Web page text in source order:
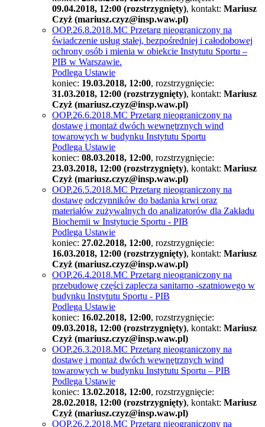
09.04.2018, 12:00 (rozstrzygnięty), kontakt: Mariusz
Czyż (mariusz.czyz@insp.waw.pl)
OOP.26.8.2018.MC Przetarg nieograniczony na
świadczenie usług stałej, bezpośredniej i całodobowej
ochrony osób i mienia w obiekcie Instytutu Sportu –
PIB w Warszawie.
Podlega Ustawie
koniec: 19.03.2018, 12:00, rozstrzygnięcie:
31.03.2018, 12:00 (rozstrzygnięty), kontakt: Mariusz
Czyż (mariusz.czyz@insp.waw.pl)
OOP.26.6.2018.MC Przetarg nieograniczony na
dostawę i montaż dwóch wewnętrznych wind
towarowych w budynku Instytutu Sportu
Podlega Ustawie
koniec: 08.03.2018, 12:00, rozstrzygnięcie:
23.03.2018, 12:00 (rozstrzygnięty), kontakt: Mariusz
Czyż (mariusz.czyz@insp.waw.pl)
OOP.26.5.2018.MC Przetarg nieograniczony na
dostawę odczynników do badania krwi oraz
materiałów zużywalnych do analizatorów dla Zakładu
Biochemii w Instytucie Sportu - PIB
Podlega Ustawie
koniec: 27.02.2018, 12:00, rozstrzygnięcie:
16.03.2018, 12:00 (rozstrzygnięty), kontakt: Mariusz
Czyż (mariusz.czyz@insp.waw.pl)
OOP.26.4.2018.MC Przetarg nieograniczony na
przebudowę części zaplecza sanitarno -szatniowego w
budynku Instytutu Sportu - PIB
Podlega Ustawie
koniec: 16.02.2018, 12:00, rozstrzygnięcie:
09.03.2018, 12:00 (rozstrzygnięty), kontakt: Mariusz
Czyż (mariusz.czyz@insp.waw.pl)
OOP.26.3.2018.MC Przetarg nieograniczony na
dostawę i montaż dwóch wewnętrznych wind
towarowych w budynku Instytutu Sportu – PIB
Podlega Ustawie
koniec: 13.02.2018, 12:00, rozstrzygnięcie:
28.02.2018, 12:00 (rozstrzygnięty), kontakt: Mariusz
Czyż (mariusz.czyz@insp.waw.pl)
OOP.26.2.2018.MC Przetarg nieograniczony na